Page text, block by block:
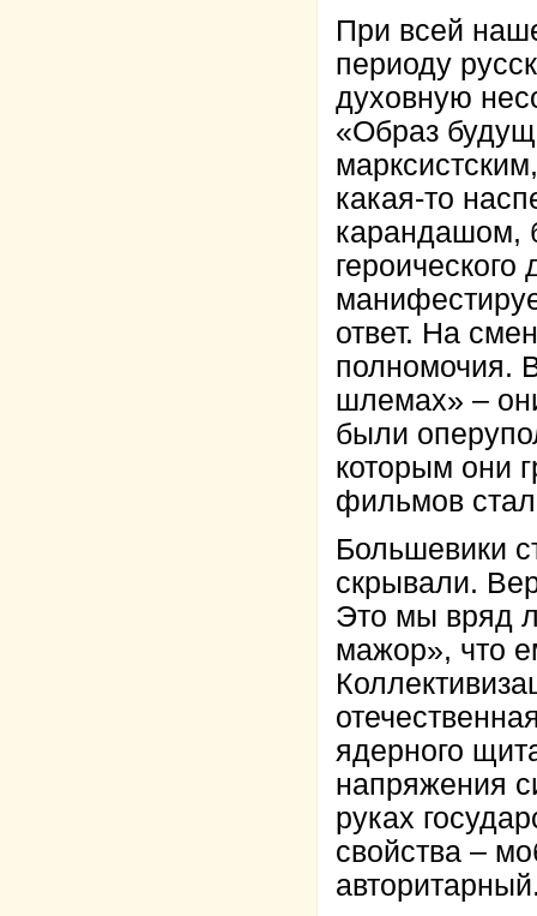
При всей
периоду
духовную
«Образ
какая-то
карандашом,
ответ. На
полномочия.
шлемах» –
были
которым они
фильмов
Большевики
скрывали.
Это мы вряд
мажор», что
ядерного
напряжения
руках
свойства –